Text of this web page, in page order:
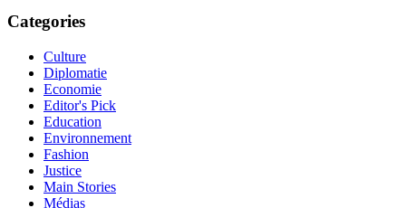
Categories
Culture
Diplomatie
Economie
Editor's Pick
Education
Environnement
Fashion
Justice
Main Stories
Médias